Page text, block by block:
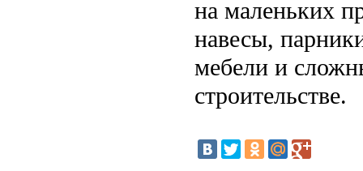
на маленьких
навесы,
мебели и
строительстве.